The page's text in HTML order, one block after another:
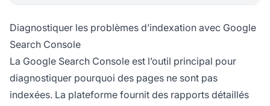
Diagnostiquer les problèmes d’indexation avec Google
Search Console
La Google Search Console est l’outil principal pour
diagnostiquer pourquoi des pages ne sont pas
indexées. La plateforme fournit des rapports détaillés